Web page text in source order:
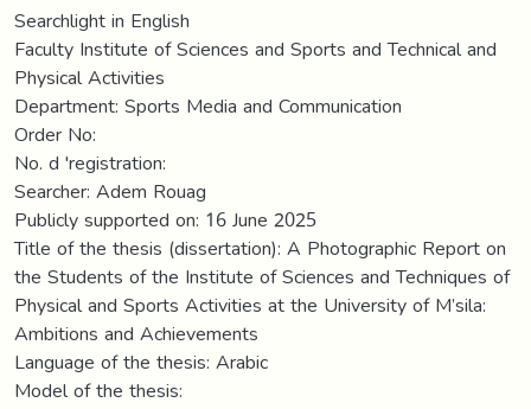
Searchlight in English
Faculty Institute of Sciences and Sports and Technical and
Physical Activities
Department: Sports Media and Communication
Order No:
No. d 'registration:
Searcher: Adem Rouag
Publicly supported on: 16 June 2025
Title of the thesis (dissertation): A Photographic Report on
the Students of the Institute of Sciences and Techniques of
Physical and Sports Activities at the University of M’sila:
Ambitions and Achievements
Language of the thesis: Arabic
Model of the thesis: